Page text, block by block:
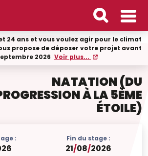
24 ans et vous voulez agir pour le climat
propose de déposer votre projet avant
2026 Voir plus...
NATATION (DU
À LA 5ÈME
ÉTOILE)
: Fin du stage :
21/08/2026